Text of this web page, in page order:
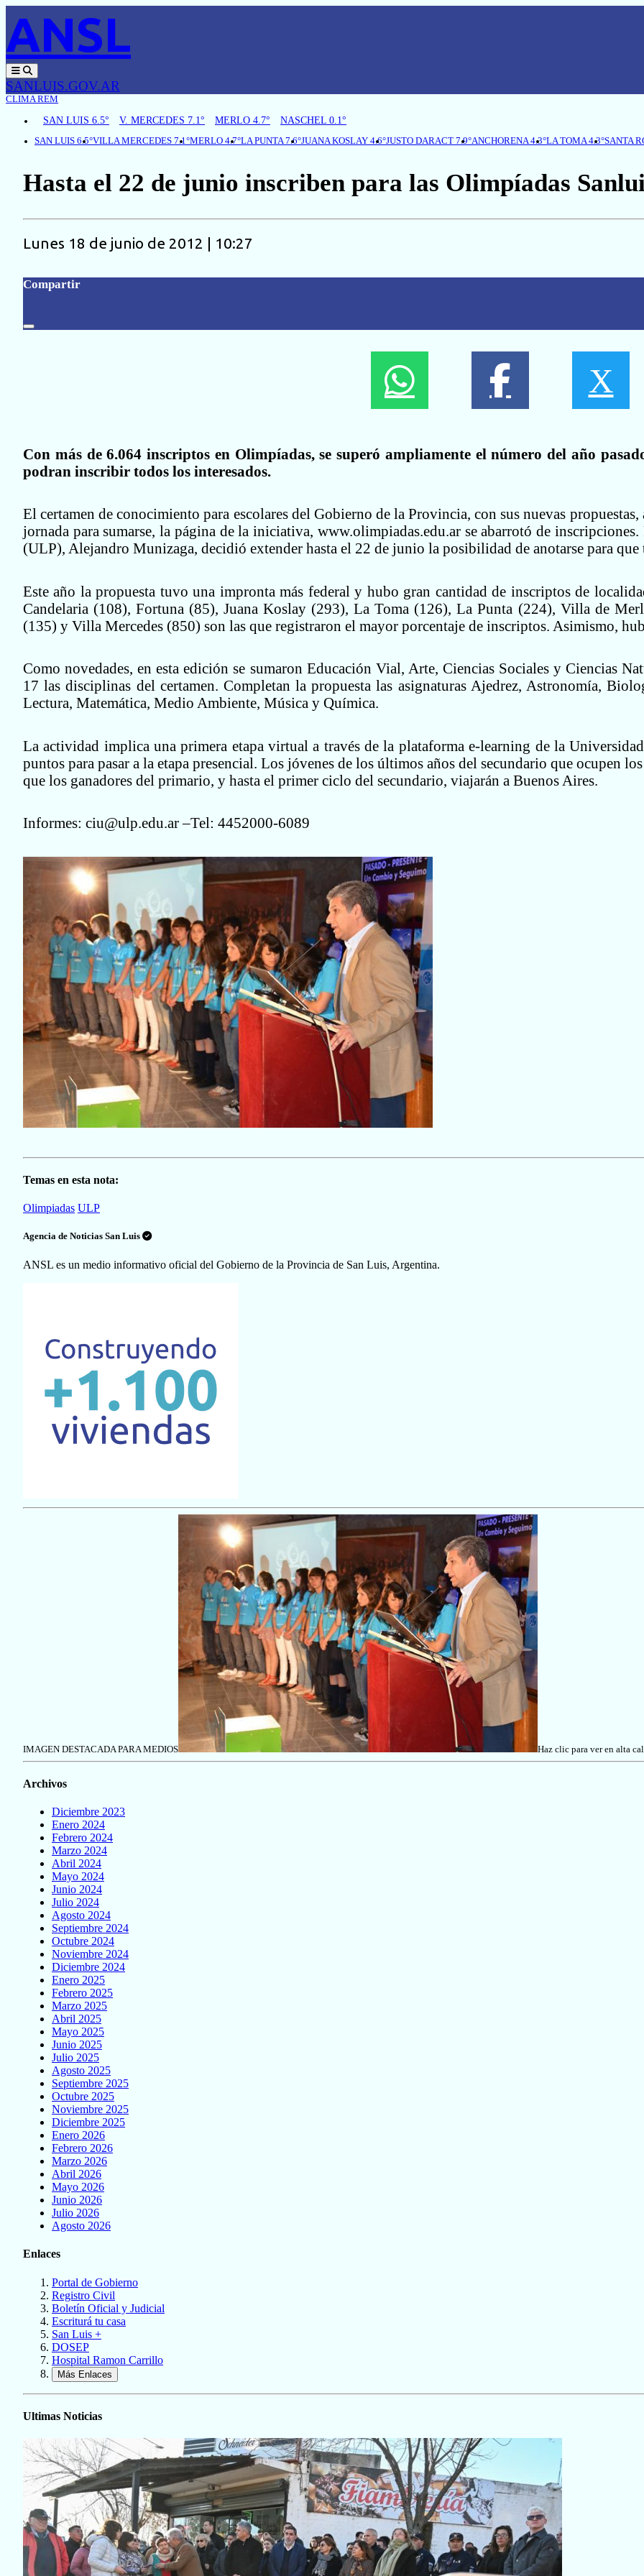
ANSL
SANLUIS.GOV.AR
CLIMA REM
SAN LUIS 6.5° V. MERCEDES 7.1° MERLO 4.7° NASCHEL 0.1°
SAN LUIS 6.5°VILLA MERCEDES 7.1°MERLO 4.7°LA PUNTA 7.6°JUANA KOSLAY 4.6°JUSTO DARACT 7.9°ANCHORENA 4.3°LA TOMA 4.3°SANTA
Hasta el 22 de junio inscriben para las Olimpíadas
lunes 18 de junio de 2012 | 10:27
Compartir
X
Con más de 6.064 inscriptos en Olimpíadas, se superó ampliamente el número del año
podran inscribir todos los interesados.
El certamen de conocimiento para escolares del Gobierno de la Provincia, con sus nuevas
jornada para sumarse, la página de la iniciativa, www.olimpiadas.edu.ar se abarrotó de
(ULP), Alejandro Munizaga, decidió extender hasta el 22 de junio la posibilidad de anotarse para
Este año la propuesta tuvo una impronta más federal y hubo gran cantidad de inscriptos de
Candelaria (108), Fortuna (85), Juana Koslay (293), La Toma (126), La Punta (224), Villa de
(135) y Villa Mercedes (850) son las que registraron el mayor porcentaje de inscriptos. Asimismo,
Como novedades, en esta edición se sumaron Educación Vial, Arte, Ciencias Sociales y Ciencias
17 las disciplinas del certamen. Completan la propuesta las asignaturas Ajedrez, Astronomía,
Lectura, Matemática, Medio Ambiente, Música y Química.
La actividad implica una primera etapa virtual a través de la plataforma e-learning de la
puntos para pasar a la etapa presencial. Los jóvenes de los últimos años del secundario que ocupen
que los ganadores del primario, y hasta el primer ciclo del secundario, viajarán a Buenos Aires.
Informes: ciu@ulp.edu.ar–Tel: 4452000-6089
Temas en esta nota:
Olimpiadas ULP
Agencia de Noticias San Luis
ANSL es un medio informativo oficial del Gobierno de la Provincia de San Luis, Argentina.
IMAGEN DESTACADA PARA MEDIOS Haz clic para ver en alta
Archivos
Diciembre 2023
Enero 2024
Febrero 2024
Marzo 2024
Abril 2024
Mayo 2024
Junio 2024
Julio 2024
Agosto 2024
Septiembre 2024
Octubre 2024
Noviembre 2024
Diciembre 2024
Enero 2025
Febrero 2025
Marzo 2025
Abril 2025
Mayo 2025
Junio 2025
Julio 2025
Agosto 2025
Septiembre 2025
Octubre 2025
Noviembre 2025
Diciembre 2025
Enero 2026
Febrero 2026
Marzo 2026
Abril 2026
Mayo 2026
Junio 2026
Julio 2026
Agosto 2026
Enlaces
Portal de Gobierno
Registro Civil
Boletín Oficial y Judicial
Escriturá tu casa
San Luis +
DOSEP
Hospital Ramon Carrillo
Más Enlaces
Ultimas Noticias